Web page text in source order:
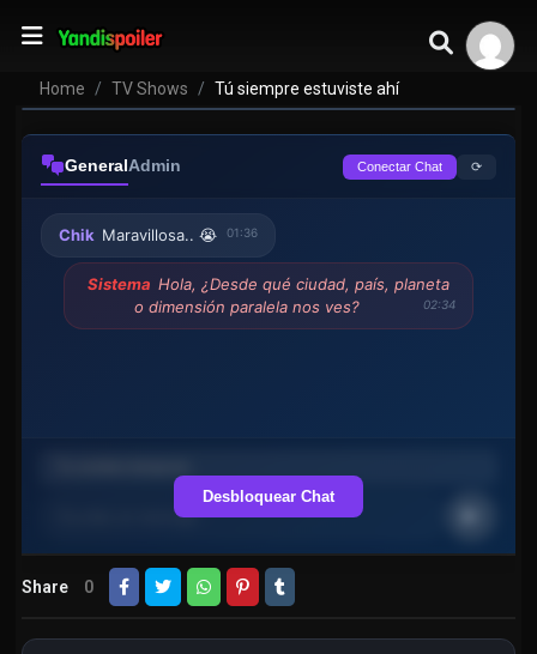
Home TV Shows Tú siempre estuviste ahí
GeneralAdmin Conectar Chat ⟳
Chik Maravillosa.. 😭 01:36
Sistema Hola, ¿Desde qué ciudad, país, planeta
o dimensión paralela nos ves?
02:34
Desbloquear Chat
Share 0